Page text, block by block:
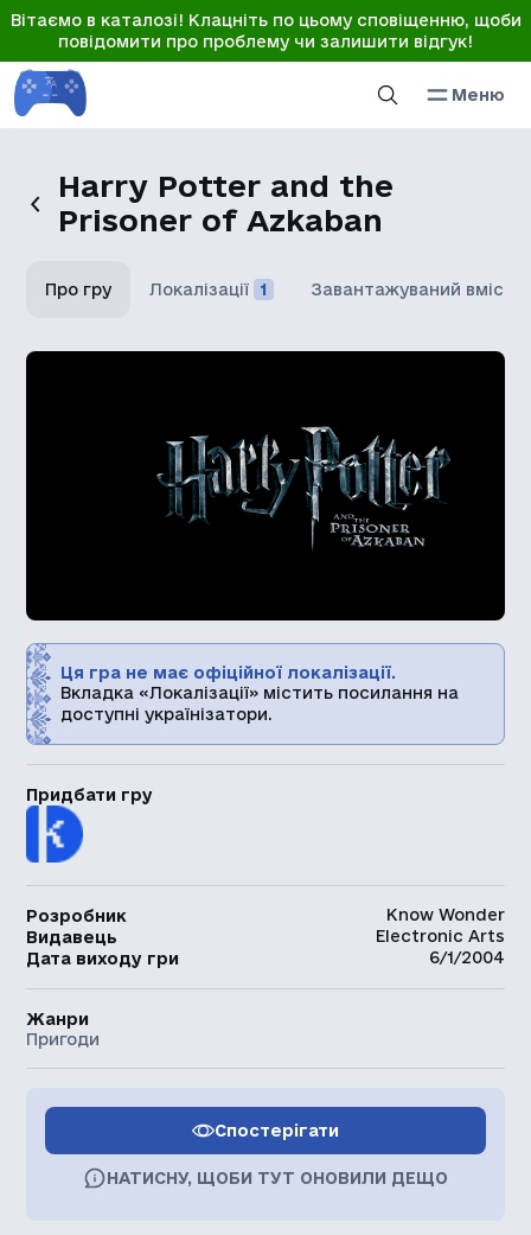
Вітаємо в каталозі! Клацніть по цьому сповіщенню, щоби
повідомити про проблему чи залишити відгук!
Меню
Harry Potter and the
Prisoner of Azkaban
Про гру Локалізації 1 Завантажуваний вміст
Ця гра не має офіційної локалізації.
Вкладка «Локалізації» містить посилання на
доступні українізатори.
Придбати гру
Розробник
Know Wonder
Видавець
Electronic Arts
Дата виходу гри
6/1/2004
Жанри
Пригоди
Спостерігати
НАТИСНУ, ЩОБИ ТУТ ОНОВИЛИ ДЕЩО